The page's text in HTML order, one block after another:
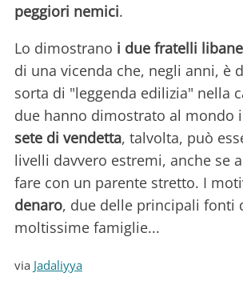
peggiori nemici.
Lo dimostrano i due fratelli
di una vicenda che, negli anni, è
sorta di "leggenda edilizia" nella
due hanno dimostrato al mondo
sete di vendetta, talvolta, può
livelli davvero estremi, anche se
fare con un parente stretto. I
denaro, due delle principali fonti
moltissime famiglie...
via Jadaliyya